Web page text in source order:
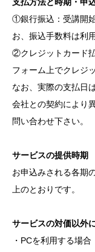
①銀行振込：受講開
お、振込手数料は利
②クレジットカード
フォーム上でクレジ
なお、実際の支払日
会社との契約により
問い合わせ下さい。
サービスの提供時期
お申込みされる各期
上のとおりです。
サービスの対価以外
・PCを利用する場合